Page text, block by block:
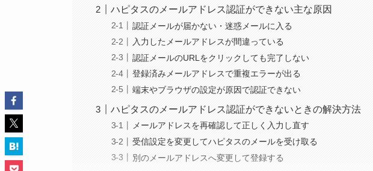
ハピタスのメールアドレス認証ができない主な原因
認証メールが届かない・迷惑メールに入る
入力したメールアドレスが間違っている
認証メールのURLをクリックしても完了しない
登録済みメールアドレスで重複エラーが出る
端末やブラウザの設定が原因で認証できない
ハピタスのメールアドレス認証ができないときの解決方法
メールアドレスを再確認して正しく入力し直す
受信設定を変更してハピタスのメールを受け取る
別のメールアドレスへ変更して登録する